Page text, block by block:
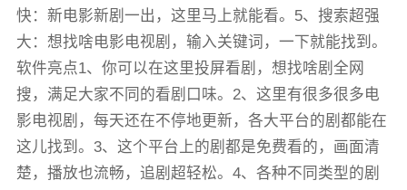
快：新电影新剧一出，这里马上就能看。5、搜索超强
大：想找啥电影电视剧，输入关键词，一下就能找到。
软件亮点1、你可以在这里投屏看剧，想找啥剧全网
搜，满足大家不同的看剧口味。2、这里有很多很多电
影电视剧，每天还在不停地更新，各大平台的剧都能在
这儿找到。3、这个平台上的剧都是免费看的，画面清
楚，播放也流畅，追剧超轻松。4、各种不同类型的剧